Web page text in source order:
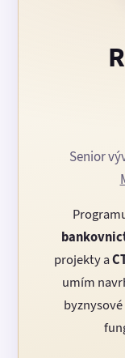
Senior
projekty a
umím